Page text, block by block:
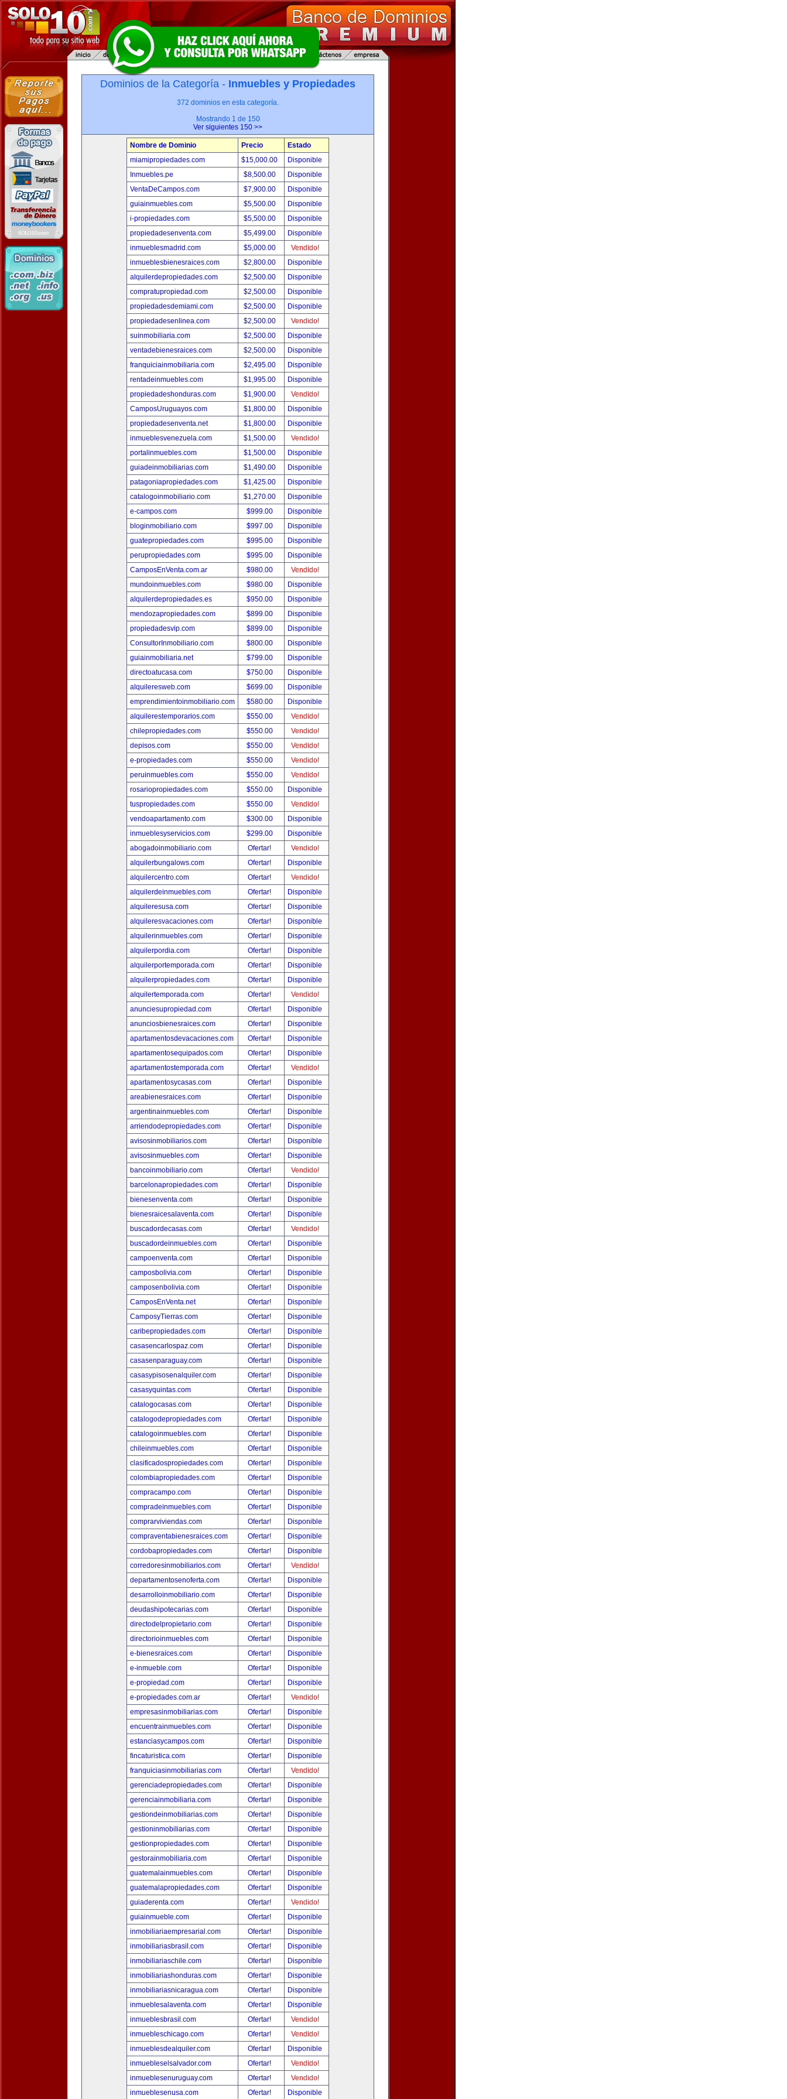
Dominios de la Categoría - Inmuebles y Propiedades
372 dominios en esta categoría.
Mostrando 1 de 150
Ver siguientes 150 >>
Nombre de Dominio Precio
Estado
miamipropiedades.com
$15,000.00
Disponible
Inmuebles.pe
$8,500.00
Disponible
VentaDeCampos.com
$7,900.00
Disponible
guiainmuebles.com
$5,500.00
Disponible
i-propiedades.com
$5,500.00
Disponible
propiedadesenventa.com
$5,499.00
Disponible
inmueblesmadrid.com
$5,000.00
Vendido!
inmueblesbienesraices.com
$2,800.00
Disponible
alquilerdepropiedades.com
$2,500.00
Disponible
compratupropiedad.com
$2,500.00
Disponible
propiedadesdemiami.com
$2,500.00
Disponible
propiedadesenlinea.com
$2,500.00
Vendido!
suinmobiliaria.com
$2,500.00
Disponible
ventadebienesraices.com
$2,500.00
Disponible
franquiciainmobiliaria.com
$2,495.00
Disponible
rentadeinmuebles.com
$1,995.00
Disponible
propiedadeshonduras.com
$1,900.00
Vendido!
CamposUruguayos.com
$1,800.00
Disponible
propiedadesenventa.net
$1,800.00
Disponible
inmueblesvenezuela.com
$1,500.00
Vendido!
portalinmuebles.com
$1,500.00
Disponible
guiadeinmobiliarias.com
$1,490.00
Disponible
patagoniapropiedades.com
$1,425.00
Disponible
catalogoinmobiliario.com
$1,270.00
Disponible
e-campos.com
$999.00
Disponible
bloginmobiliario.com
$997.00
Disponible
guatepropiedades.com
$995.00
Disponible
perupropiedades.com
$995.00
Disponible
CamposEnVenta.com.ar
$980.00
Vendido!
mundoinmuebles.com
$980.00
Disponible
alquilerdepropiedades.es
$950.00
Disponible
mendozapropiedades.com
$899.00
Disponible
propiedadesvip.com
$899.00
Disponible
ConsultorInmobiliario.com
$800.00
Disponible
guiainmobiliaria.net
$799.00
Disponible
directoatucasa.com
$750.00
Disponible
alquileresweb.com
$699.00
Disponible
emprendimientoinmobiliario.com
$580.00
Disponible
alquilerestemporarios.com
$550.00
Vendido!
chilepropiedades.com
$550.00
Vendido!
depisos.com
$550.00
Vendido!
e-propiedades.com
$550.00
Vendido!
peruinmuebles.com
$550.00
Vendido!
rosariopropiedades.com
$550.00
Disponible
tuspropiedades.com
$550.00
Vendido!
vendoapartamento.com
$300.00
Disponible
inmueblesyservicios.com
$299.00
Disponible
abogadoinmobiliario.com
Ofertar!
Vendido!
alquilerbungalows.com
Ofertar!
Disponible
alquilercentro.com
Ofertar!
Vendido!
alquilerdeinmuebles.com
Ofertar!
Disponible
alquileresusa.com
Ofertar!
Disponible
alquileresvacaciones.com
Ofertar!
Disponible
alquilerinmuebles.com
Ofertar!
Disponible
alquilerpordia.com
Ofertar!
Disponible
alquilerportemporada.com
Ofertar!
Disponible
alquilerpropiedades.com
Ofertar!
Disponible
alquilertemporada.com
Ofertar!
Vendido!
anunciesupropiedad.com
Ofertar!
Disponible
anunciosbienesraices.com
Ofertar!
Disponible
apartamentosdevacaciones.com
Ofertar!
Disponible
apartamentosequipados.com
Ofertar!
Disponible
apartamentostemporada.com
Ofertar!
Vendido!
apartamentosycasas.com
Ofertar!
Disponible
areabienesraices.com
Ofertar!
Disponible
argentinainmuebles.com
Ofertar!
Disponible
arriendodepropiedades.com
Ofertar!
Disponible
avisosinmobiliarios.com
Ofertar!
Disponible
avisosinmuebles.com
Ofertar!
Disponible
bancoinmobiliario.com
Ofertar!
Vendido!
barcelonapropiedades.com
Ofertar!
Disponible
bienesenventa.com
Ofertar!
Disponible
bienesraicesalaventa.com
Ofertar!
Disponible
buscadordecasas.com
Ofertar!
Vendido!
buscadordeinmuebles.com
Ofertar!
Disponible
campoenventa.com
Ofertar!
Disponible
camposbolivia.com
Ofertar!
Disponible
camposenbolivia.com
Ofertar!
Disponible
CamposEnVenta.net
Ofertar!
Disponible
CamposyTierras.com
Ofertar!
Disponible
caribepropiedades.com
Ofertar!
Disponible
casasencarlospaz.com
Ofertar!
Disponible
casasenparaguay.com
Ofertar!
Disponible
casasypisosenalquiler.com
Ofertar!
Disponible
casasyquintas.com
Ofertar!
Disponible
catalogocasas.com
Ofertar!
Disponible
catalogodepropiedades.com
Ofertar!
Disponible
catalogoinmuebles.com
Ofertar!
Disponible
chileinmuebles.com
Ofertar!
Disponible
clasificadospropiedades.com
Ofertar!
Disponible
colombiapropiedades.com
Ofertar!
Disponible
compracampo.com
Ofertar!
Disponible
compradeinmuebles.com
Ofertar!
Disponible
comprarviviendas.com
Ofertar!
Disponible
compraventabienesraices.com
Ofertar!
Disponible
cordobapropiedades.com
Ofertar!
Disponible
corredoresinmobiliarios.com
Ofertar!
Vendido!
departamentosenoferta.com
Ofertar!
Disponible
desarrolloinmobiliario.com
Ofertar!
Disponible
deudashipotecarias.com
Ofertar!
Disponible
directodelpropietario.com
Ofertar!
Disponible
directorioinmuebles.com
Ofertar!
Disponible
e-bienesraices.com
Ofertar!
Disponible
e-inmueble.com
Ofertar!
Disponible
e-propiedad.com
Ofertar!
Disponible
e-propiedades.com.ar
Ofertar!
Vendido!
empresasinmobiliarias.com
Ofertar!
Disponible
encuentrainmuebles.com
Ofertar!
Disponible
estanciasycampos.com
Ofertar!
Disponible
fincaturistica.com
Ofertar!
Disponible
franquiciasinmobiliarias.com
Ofertar!
Vendido!
gerenciadepropiedades.com
Ofertar!
Disponible
gerenciainmobiliaria.com
Ofertar!
Disponible
gestiondeinmobiliarias.com
Ofertar!
Disponible
gestioninmobiliarias.com
Ofertar!
Disponible
gestionpropiedades.com
Ofertar!
Disponible
gestorainmobiliaria.com
Ofertar!
Disponible
guatemalainmuebles.com
Ofertar!
Disponible
guatemalapropiedades.com
Ofertar!
Disponible
guiaderenta.com
Ofertar!
Vendido!
guiainmueble.com
Ofertar!
Disponible
inmobiliariaempresarial.com
Ofertar!
Disponible
inmobiliariasbrasil.com
Ofertar!
Disponible
inmobiliariaschile.com
Ofertar!
Disponible
inmobiliariashonduras.com
Ofertar!
Disponible
inmobiliariasnicaragua.com
Ofertar!
Disponible
inmueblesalaventa.com
Ofertar!
Disponible
inmueblesbrasil.com
Ofertar!
Vendido!
inmuebleschicago.com
Ofertar!
Vendido!
inmueblesdealquiler.com
Ofertar!
Disponible
inmuebleselsalvador.com
Ofertar!
Vendido!
inmueblesenuruguay.com
Ofertar!
Vendido!
inmueblesenusa.com
Ofertar! Disponible